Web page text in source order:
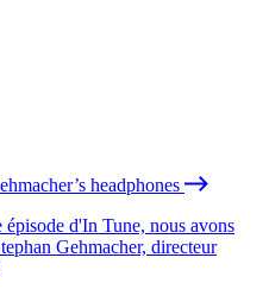
headphones
d'In Tune, nous avons
Gehmacher, directeur